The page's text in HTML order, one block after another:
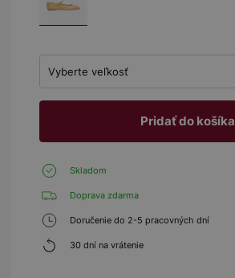
Vyberte veľkosť
Pridať do košíka
Skladom
Doprava zdarma
Doručenie do 2-5 pracovných dní
30 dní na vrátenie